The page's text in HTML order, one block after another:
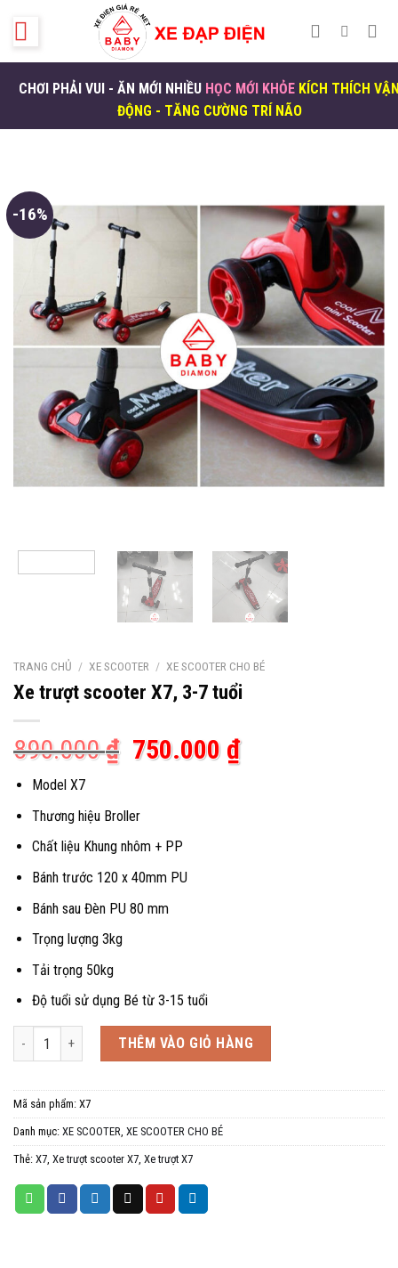
CHƠI PHẢI VUI - ĂN MỚI NHIỀU HỌC MỚI KHỎE KÍCH THÍCH
ĐỘNG - TĂNG CƯỜNG TRÍ NÃO
-16%
TRANG CHỦ / XE SCOOTER / XE SCOOTER CHO BÉ
Xe trượt scooter X7, 3-7 tuổi
890.000₫ Giá
890.000 ₫.
750.000 ₫Giá
hiện
Model X7
Thương hiệu Broller
Chất liệu Khung nhôm + PP
Bánh trước 120 x 40mm PU
Bánh sau Đèn PU 80 mm
Trọng lượng 3kg
Tải trọng 50kg
Độ tuổi sử dụng Bé từ 3-15 tuổi
Xe trượt scooter X7, 3-7 tuổi số lượng
THÊM VÀO GIỎ HÀNG
Mã sản phẩm: X7
Danh mục: XE SCOOTER, XE SCOOTER CHO BÉ
Thẻ: X7, Xe trượt scooter X7, Xe trượt X7